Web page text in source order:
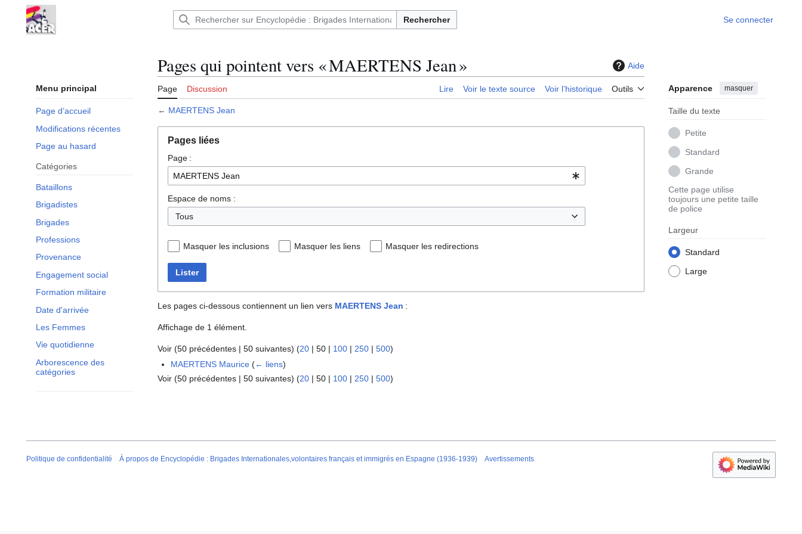
contenu
Encyclopédie : Brigades Internationales,volontaires français et immigrés en Espagne (1936-1939)
Rechercher Se connecter
Menu principal
Page d’accueil
Modifications récentes
Page au hasard
Catégories
Bataillons
Brigadistes
Brigades
Professions
Provenance
Engagement social
Formation militaire
Date d'arrivée
Les Femmes
Vie quotidienne
Arborescence des
catégories
Pages qui pointent vers « MAERTENS Jean » Aide
Page Discussion Lire Voir le texte source Voir l’historique Outils Apparence masquer
Taille du texte
Petite
Standard
Grande
Cette page utilise
toujours une petite taille
de police
Largeur
Standard
Large
← MAERTENS Jean
Pages liées
Page :
Espace de noms :
Tous
Masquer les inclusions Masquer les liens Masquer les redirections
Lister
Les pages ci-dessous contiennent un lien vers MAERTENS Jean :
Affichage de 1 élément.
Voir (50 précédentes | 50 suivantes) (20 | 50 | 100 | 250 | 500)
MAERTENS Maurice (← liens)
Voir (50 précédentes | 50 suivantes) (20 | 50 | 100 | 250 | 500)
Politique de confidentialité À propos de Encyclopédie : Brigades Internationales,volontaires français et immigrés en Espagne (1936-1939) Avertissements